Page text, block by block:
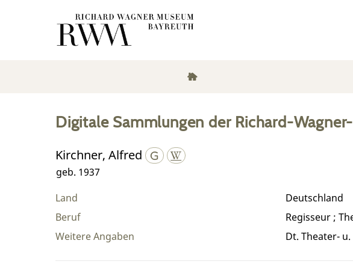
Digitale Sammlungen der Richard-
Kirchner, Alfred
geb. 1937
Land
Deutschland
Beruf
Regisseur ;
Weitere Angaben
Dt. Theater-